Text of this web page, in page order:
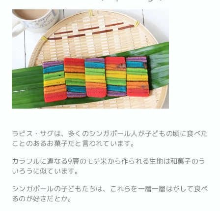
ラピス・サグは、多くのシンガポール人が子どもの頃に食べた
ことのあるお菓子だと言われています。
カラフルに連なる9層のモチ米から作られる生地は和菓子のう
いろうに似ています。
シンガポールの子どもたちは、これらを一層一層はがして食べ
るのが好きだとか。